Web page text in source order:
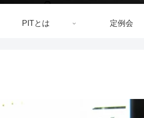
PITとは 定例会